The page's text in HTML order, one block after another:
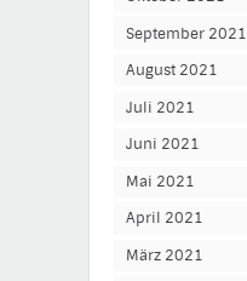
September 2021
August 2021
Juli 2021
Juni 2021
Mai 2021
April 2021
März 2021